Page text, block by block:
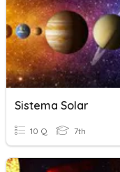
Sistema Solar
10 Q 7th